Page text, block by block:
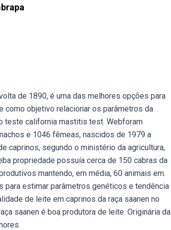
de 1890, é uma das melhores opções para
como objetivo relacionar os parâmetros da
teste california mastitis test. Webforam
e 1046 fêmeas, nascidos de 1979 a
caprinos, segundo o ministério da agricultura,
propriedade possuía cerca de 150 cabras da
mantendo, em média, 60 animais em.
estimar parâmetros genéticos e tendência
de leite em caprinos da raça saanen no
saanen é boa produtora de leite. Originária da